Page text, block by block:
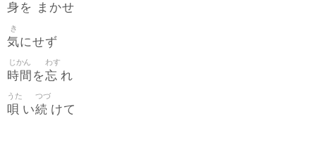
身 を まかせ
気
き
にせず
時間
じかん
を忘
わす
れ
唄
うた
い続
つづ
けて